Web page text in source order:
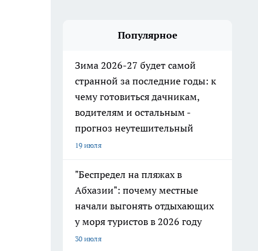
Популярное
Зима 2026-27 будет самой
странной за последние годы: к
чему готовиться дачникам,
водителям и остальным -
прогноз неутешительный
19 июля
"Беспредел на пляжах в
Абхазии": почему местные
начали выгонять отдыхающих
у моря туристов в 2026 году
30 июля